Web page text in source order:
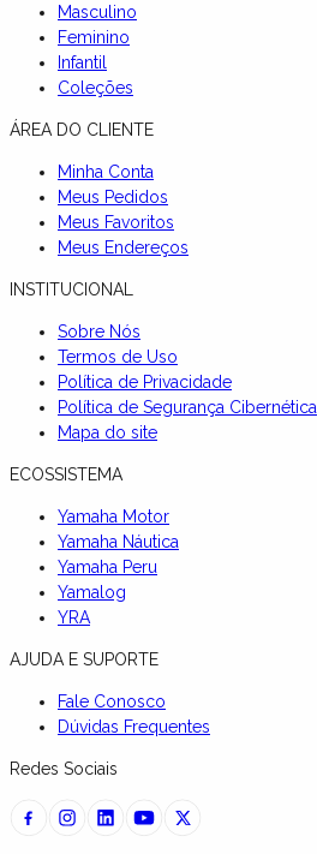
Masculino
Feminino
Infantil
Coleções
ÁREA DO CLIENTE
Minha Conta
Meus Pedidos
Meus Favoritos
Meus Endereços
INSTITUCIONAL
Sobre Nós
Termos de Uso
Política de Privacidade
Política de Segurança Cibernética
Mapa do site
ECOSSISTEMA
Yamaha Motor
Yamaha Náutica
Yamaha Peru
Yamalog
YRA
AJUDA E SUPORTE
Fale Conosco
Dúvidas Frequentes
Redes Sociais